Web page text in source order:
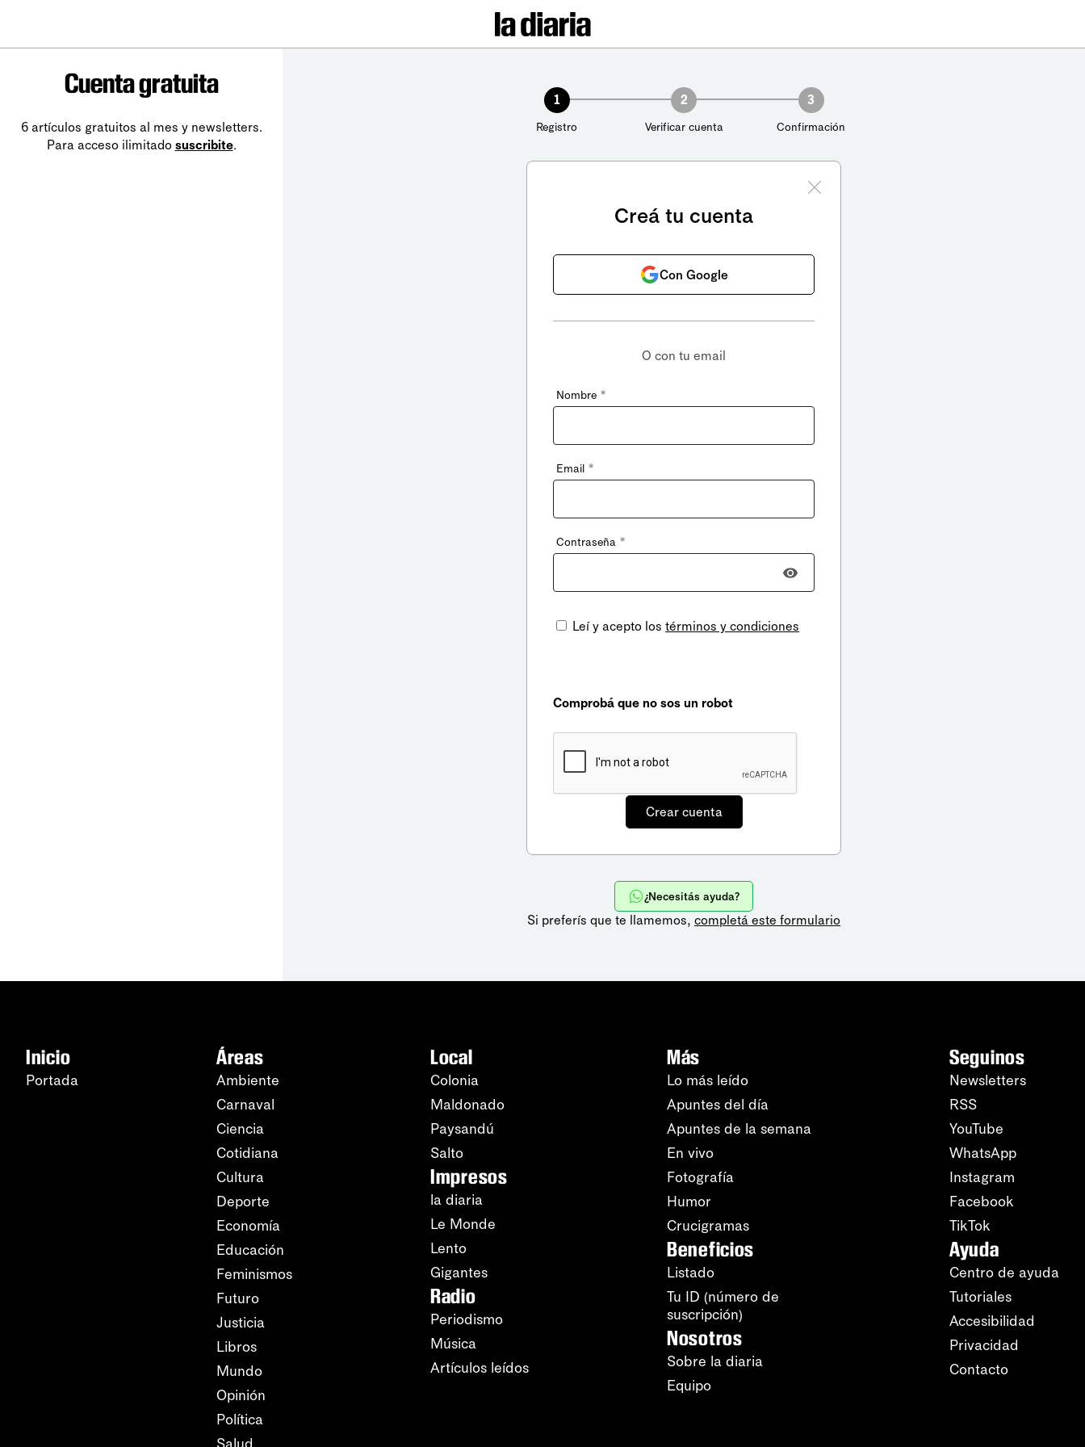
Cuenta gratuita
6 artículos gratuitos al mes y newsletters.
Para acceso ilimitado suscribite.
1
Registro
2
Verificar cuenta
3
Confirmación
Creá tu cuenta
Con Google
O con tu email
Nombre *
Email *
Contraseña *
Leí y acepto los términos y condiciones
Comprobá que no sos un robot
¿Necesitás ayuda?
Si preferís que te llamemos, completá este formulario
Inicio
Portada
Áreas
Ambiente
Carnaval
Ciencia
Cotidiana
Cultura
Deporte
Economía
Educación
Feminismos
Futuro
Justicia
Libros
Mundo
Opinión
Política
Local
Colonia
Maldonado
Paysandú
Salto
Impresos
la diaria
Le Monde
Lento
Gigantes
Radio
Periodismo
Música
Artículos leídos
Más
Lo más leído
Apuntes del día
Apuntes de la semana
En vivo
Fotografía
Humor
Crucigramas
Beneficios
Listado
Tu ID (número de
suscripción)
Nosotros
Sobre la diaria
Equipo
Seguinos
Newsletters
RSS
YouTube
WhatsApp
Instagram
Facebook
TikTok
Ayuda
Centro de ayuda
Tutoriales
Accesibilidad
Privacidad
Contacto